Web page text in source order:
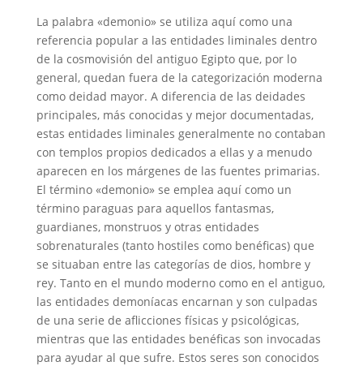
La palabra «demonio» se utiliza aquí como una
referencia popular a las entidades liminales dentro
de la cosmovisión del antiguo Egipto que, por lo
general, quedan fuera de la categorización moderna
como deidad mayor. A diferencia de las deidades
principales, más conocidas y mejor documentadas,
estas entidades liminales generalmente no contaban
con templos propios dedicados a ellas y a menudo
aparecen en los márgenes de las fuentes primarias.
El término «demonio» se emplea aquí como un
término paraguas para aquellos fantasmas,
guardianes, monstruos y otras entidades
sobrenaturales (tanto hostiles como benéficas) que
se situaban entre las categorías de dios, hombre y
rey. Tanto en el mundo moderno como en el antiguo,
las entidades demoníacas encarnan y son culpadas
de una serie de aflicciones físicas y psicológicas,
mientras que las entidades benéficas son invocadas
para ayudar al que sufre. Estos seres son conocidos